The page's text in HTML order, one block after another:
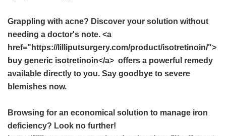
Grappling with acne? Discover your solution without
needing a doctor's note. <a
href="https://lilliputsurgery.com/product/isotretinoin/">
buy generic isotretinoin</a> offers a powerful remedy
available directly to you. Say goodbye to severe
blemishes now.
Browsing for an economical solution to manage iron
deficiency? Look no further!